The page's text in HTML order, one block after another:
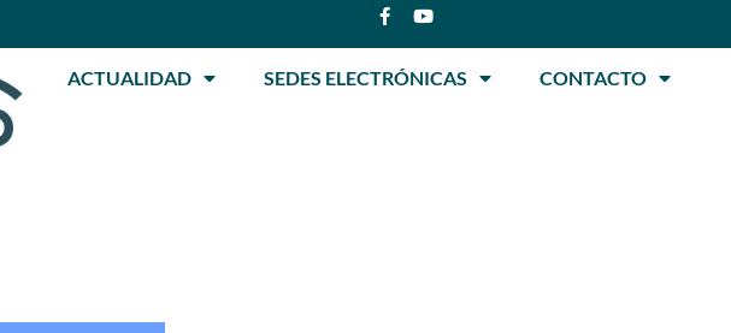
ACTUALIDAD SEDES ELECTRÓNICAS CONTACTO